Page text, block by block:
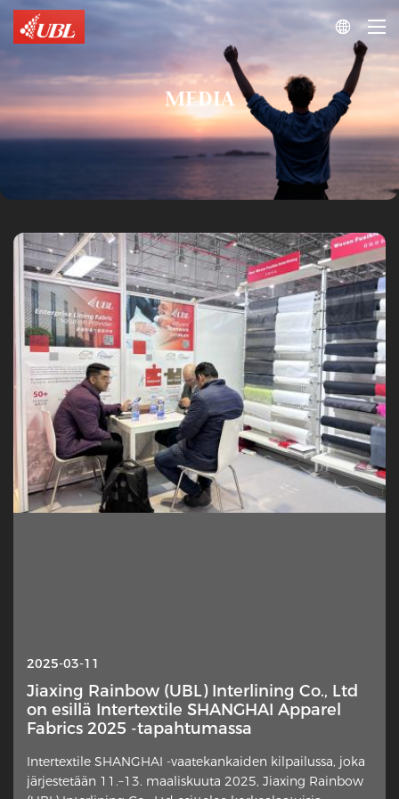

MEDIA
2025-10-13
Interlin — miksi tämä piilotettu kerros on
yhtäkkiä valokeilassa?
Hienovarainen vaaterakenteen elementti saa uutta
huomiota suunnittelijoilta, kotiompelijoilta ja alan
kommentaattoreilta. Ylimääräinen kangaskerros, joka on
2025-03-11
Jiaxing Rainbow (UBL) Interlining Co., Ltd
on esillä Intertextile SHANGHAI Apparel
Fabrics 2025 -tapahtumassa
Intertextile SHANGHAI -vaatekankaiden kilpailussa, joka
järjestetään 11.–13. maaliskuuta 2025, Jiaxing Rainbow